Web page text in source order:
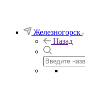
Телефоны
+7 800 600-53-06
Заказать звонок